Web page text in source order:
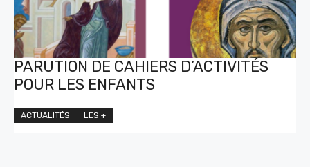
PARUTION DE CAHIERS D’ACTIVITÉS
POUR LES ENFANTS
ACTUALITÉS LES +